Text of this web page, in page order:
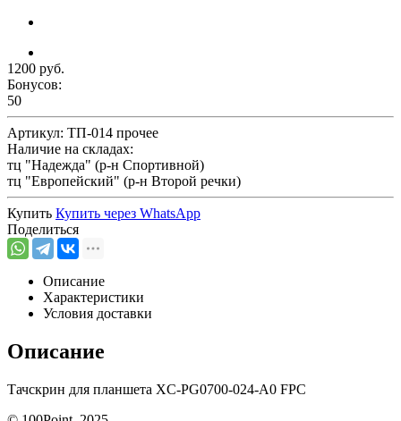
1200 руб.
Бонусов:
50
Артикул: ТП-014 прочее
Наличие на складах:
тц "Надежда" (р-н Спортивной)
тц "Европейский" (р-н Второй речки)
Купить Купить через WhatsApp
Поделиться
Описание
Характеристики
Условия доставки
Описание
Тачскрин для планшета XC-PG0700-024-A0 FPC